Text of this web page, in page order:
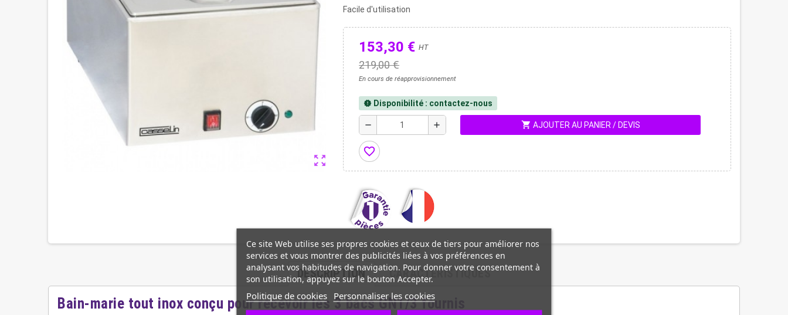
zoom_out_map
Facile d'utilisation
153,30 € HT
219,00 €
En cours de réapprovisionnement
new_releases Disponibilité : contactez-nous
remove add shopping_cart AJOUTER AU PANIER / DEVIS
favorite_border
DESCRIPTION CARACTÉRISTIQUES
Bain-marie tout inox conçu pour recevoir les 3 bacs GN1/3 fournis
Ce site Web utilise ses propres cookies et ceux de tiers pour améliorer nos
services et vous montrer des publicités liées à vos préférences en
analysant vos habitudes de navigation. Pour donner votre consentement à
son utilisation, appuyez sur le bouton Accepter.
Politique de cookies Personnaliser les cookies